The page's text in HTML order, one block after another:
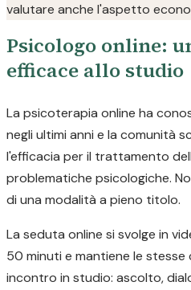
valutare anche l'aspetto
Psicologo online:
efficace allo studio
La psicoterapia online ha
negli ultimi anni e la comunità
l'efficacia per il trattamento
problematiche psicologiche.
di una modalità a pieno titolo.
La seduta online si svolge in
50 minuti e mantiene le
incontro in studio: ascolto,